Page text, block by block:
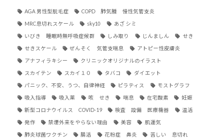
AGA 男性型脱毛症 COPD 肺気腫 慢性気管支炎
MRC息切れスケール sky10 あざ シミ
いびき 睡眠時無呼吸症候群 しみ取り じんましん せき
せきスケール ぜんそく 気管支喘息 アトピー性皮膚炎
アナフィラキシー クリニックオリジナルのイラスト
スカイテン スカイ１０ タバコ ダイエット
パニック、不安、うつ、自律神経 ピラティス モストグラフ
吸入指導 吸入薬 咳 せき 喘息 在宅酸素 妊娠
新型コロナウイルス COVID-19 検査 設備 医療機器 温活
発作 禁煙外来をやらない理由 美容 肌運気
肺炎球菌ワクチン 腸活 花粉症 鼻炎 苦しい 息切れ